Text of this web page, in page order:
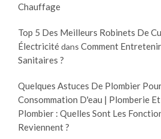
Chauffage
Top 5 Des Meilleurs Robinets De
Électricitédans Comment
Sanitaires ?
Quelques Astuces De Plombier
Consommation D'eau | Plomberie
Plombier : Quelles Sont Les
Reviennent ?